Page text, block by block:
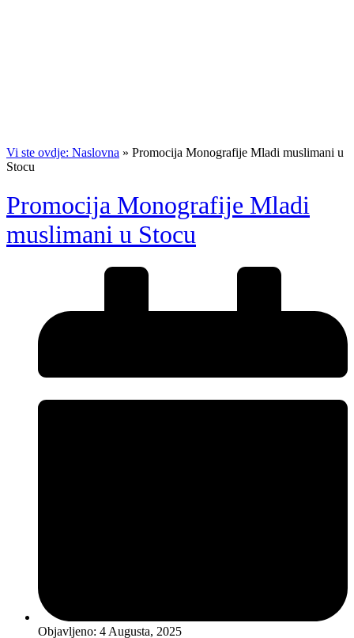
Vi ste ovdje: Naslovna » Promocija Monografije Mladi muslimani u
Stocu
Promocija Monografije Mladi
muslimani u Stocu
Objavljeno: 4 Augusta, 2025